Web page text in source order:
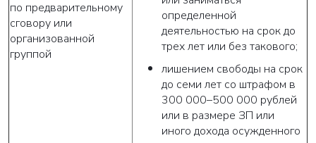
по предварительному
сговору или
организованной
группой
определенной
деятельностью на срок до
трех лет или без такового;
лишением свободы на срок
до семи лет со штрафом в
300 000–500 000 рублей
или в размере ЗП или
иного дохода осужденного